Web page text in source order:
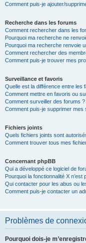
Comment puis-je ajouter/
Recherche dans les forums
Comment rechercher dans les
Pourquoi ma recherche ne
Pourquoi ma recherche renvoie
Comment rechercher des
Comment puis-je trouver mes
Surveillance et favoris
Quelle est la différence entre les
Comment mettre en favoris ou
Comment surveiller des forums ?
Comment puis-je supprimer mes
Fichiers joints
Quels fichiers joints sont
Comment trouver tous mes
Concernant phpBB
Qui a développé ce logiciel de
Pourquoi la fonctionnalité X n’est
Qui contacter pour les abus ou
Comment puis-je contacter un
Problèmes de
Pourquoi dois-je